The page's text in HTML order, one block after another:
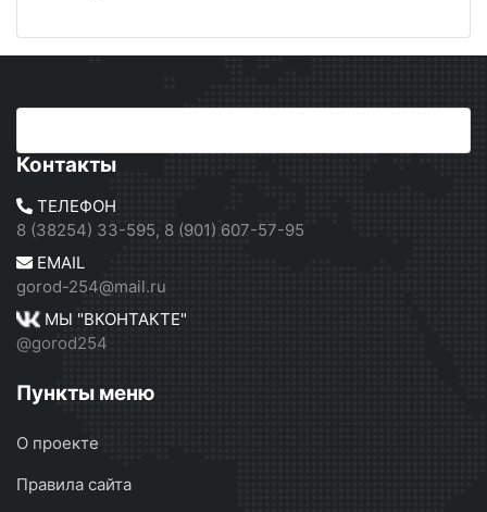
Контакты
ТЕЛЕФОН
8 (38254) 33-595, 8 (901) 607-57-95
EMAIL
gorod-254@mail.ru
МЫ "ВКОНТАКТЕ"
@gorod254
Пункты меню
О проекте
Правила сайта